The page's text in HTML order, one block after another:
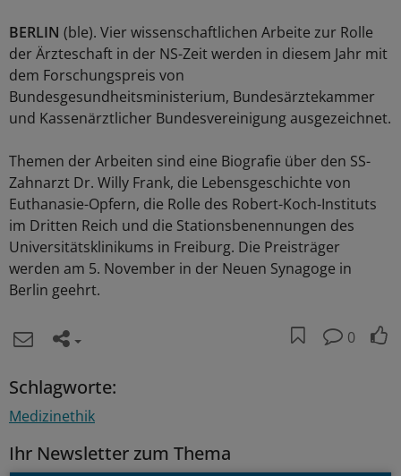
BERLIN (ble). Vier wissenschaftlichen Arbeite zur Rolle
der Ärzteschaft in der NS-Zeit werden in diesem Jahr mit
dem Forschungspreis von
Bundesgesundheitsministerium, Bundesärztekammer
und Kassenärztlicher Bundesvereinigung ausgezeichnet.
Themen der Arbeiten sind eine Biografie über den SS-
Zahnarzt Dr. Willy Frank, die Lebensgeschichte von
Euthanasie-Opfern, die Rolle des Robert-Koch-Instituts
im Dritten Reich und die Stationsbenennungen des
Universitätsklinikums in Freiburg. Die Preisträger
werden am 5. November in der Neuen Synagoge in
Berlin geehrt.
0
Schlagworte:
Medizinethik
Ihr Newsletter zum Thema